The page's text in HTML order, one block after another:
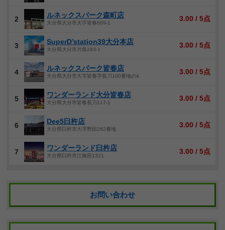
2 ルネックスパーク森町店
大分県大分市大字皆春609-1
3.00 / 5点
3 SuperD’station39大分本店
大分県大分市片島293-1
3.00 / 5点
4 ルネックスパーク皆春店
大分県大分市大字皆春字長刀100番地の4
3.00 / 5点
5 ワンダーランド大分皆春店
大分県大分市皆春長刀117-1
3.00 / 5点
6 Dee5臼杵店
大分県臼杵市大字野田262番地
3.00 / 5点
7 ワンダーランド臼杵店
大分県臼杵市江無田1321
3.00 / 5点
お問い合わせ